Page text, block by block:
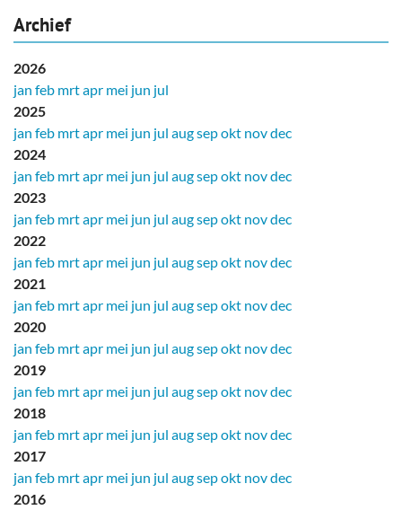
Archief
2026
jan feb mrtapr mei jun jul
2025
jan feb mrtapr mei jun jul augsepokt novdec
2024
jan feb mrtapr mei jun jul augsepokt novdec
2023
jan feb mrtapr mei jun jul augsepokt novdec
2022
jan feb mrtapr mei jun jul augsepokt novdec
2021
jan feb mrtapr mei jun jul augsepokt novdec
2020
jan feb mrtapr mei jun jul augsepokt novdec
2019
jan feb mrtapr mei jun jul augsepokt novdec
2018
jan feb mrtapr mei jun jul augsepokt novdec
2017
jan feb mrtapr mei jun jul augsepokt novdec
2016